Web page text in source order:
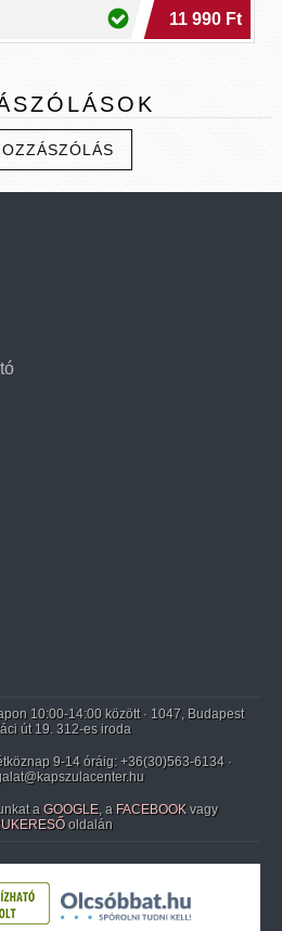
11 990 Ft
10:00-14:00 között · 1047, Budapest
út 19. 312-es iroda
9-14 óráig: +36(30)563-6134 ·
a GOOGLE, a FACEBOOK vagy
oldalán